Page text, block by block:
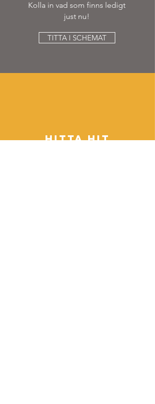
Kolla in vad som finns ledigt
just nu!
TITTA I SCHEMAT
HITTA HIT